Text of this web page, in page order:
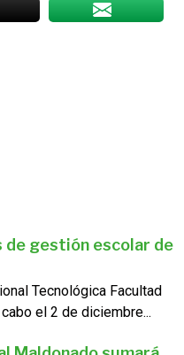
de gestión escolar de
Tecnológica Facultad
el 2 de diciembre...